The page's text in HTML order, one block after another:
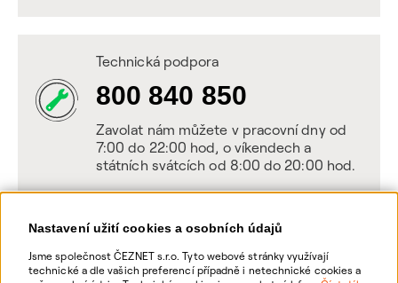
Nastavení užití cookies a osobních údajů
Jsme společnost ČEZNET s.r.o. Tyto webové stránky využívají
technické a dle vašich preferencí případně i netechnické cookies a
Technická podpora
800 840 850
Zavolat nám můžete v pracovní dny od
7:00 do 22:00 hod, o víkendech a
státních svátcích od 8:00 do 20:00 hod.
Napište nám
POSLAT VZKAZ